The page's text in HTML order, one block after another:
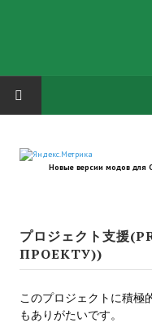
ГРУППА "КАРЛ ВЕЛИКИЙ"
Русская биржа
Aliens vs Predator 2
Новые версии модов для
プロジェクト支援
ПРОЕКТУ))
このプロジェクトに積極
もありがたいです。